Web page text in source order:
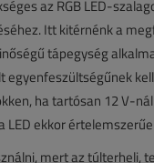
az RGB LED-
Itt kitérnénk a
tápegység
ha tartósan 12 V-
ekkor
mert az túlterheli,